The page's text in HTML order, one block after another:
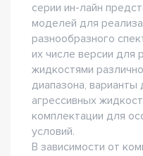
серии ин-лайн
моделей для
разнообразного
их числе версии для
жидкостями
диапазона, варианты
агрессивных
комплектации для
условий.
В зависимости от